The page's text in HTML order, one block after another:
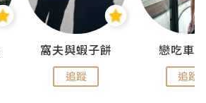
窩夫與蝦子餅
追蹤
戀吃車
追蹤